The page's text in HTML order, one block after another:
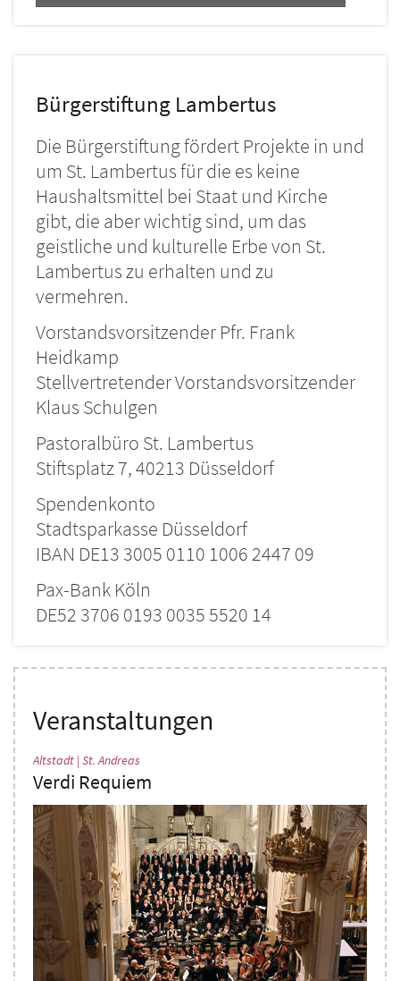
Bürgerstiftung Lambertus
Die Bürgerstiftung fördert Projekte in und
um St. Lambertus für die es keine
Haushaltsmittel bei Staat und Kirche
gibt, die aber wichtig sind, um das
geistliche und kulturelle Erbe von St.
Lambertus zu erhalten und zu
vermehren.
Vorstandsvorsitzender Pfr. Frank
Heidkamp
Stellvertretender Vorstandsvorsitzender
Klaus Schulgen
Pastoralbüro St. Lambertus
Stiftsplatz 7, 40213 Düsseldorf
Spendenkonto
Stadtsparkasse Düsseldorf
IBAN DE13 3005 0110 1006 2447 09
Pax-Bank Köln
DE52 3706 0193 0035 5520 14
Veranstaltungen
Altstadt | St. Andreas
Verdi Requiem